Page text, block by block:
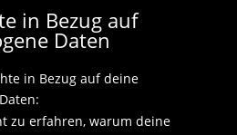
in Bezug auf
Daten
in Bezug auf deine
zu erfahren, warum deine